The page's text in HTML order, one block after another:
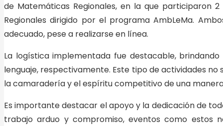
de Matemáticas Regionales, en la que participaron
Regionales dirigido por el programa AmbLeMa.
adecuado, pese a realizarse en línea.
La logística implementada fue destacable,
lenguaje, respectivamente. Este tipo de actividades
la camaradería y el espíritu competitivo de una
Es importante destacar el apoyo y la dedicación de
trabajo arduo y compromiso, eventos como estos